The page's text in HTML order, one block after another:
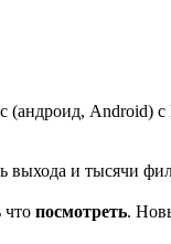
(андроид,
выхода и тысячи
что посмотреть.